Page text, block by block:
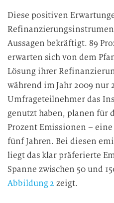
Diese positiven
Aussagen bekräftigt. 89
erwarten sich von dem
Lösung ihrer
während im Jahr 2009 nur
Umfrageteilnehmer das
genutzt haben, planen für
Prozent Emissionen –
fünf Jahren. Bei diesen
liegt das klar präferierte
Spanne zwischen 50 und
Abbildung 2 zeigt.